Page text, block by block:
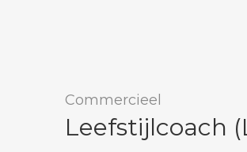
Commercieel
Leefstijlcoach